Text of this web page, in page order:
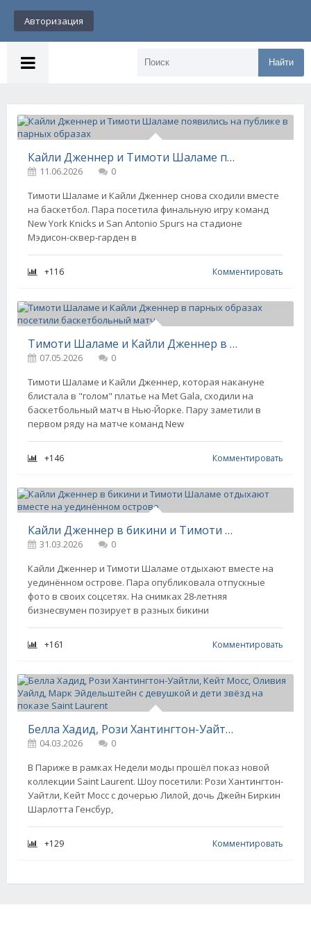
Авторизация
Найти
Кайли Дженнер и Тимоти Шаламе появились на публике в парных образах
11.06.2026
0
Тимоти Шаламе и Кайли Дженнер снова сходили вместе
на баскетбол. Пара посетила финальную игру команд
New York Knicks и San Antonio Spurs на стадионе
Мэдисон-сквер-гарден в
+116 Комментировать
Тимоти Шаламе и Кайли Дженнер в парных образах посетили баскетбольный матч
07.05.2026
0
Тимоти Шаламе и Кайли Дженнер, которая накануне
блистала в "голом" платье на Met Gala, сходили на
баскетбольный матч в Нью-Йорке. Пару заметили в
первом ряду на матче команд New
+146 Комментировать
Кайли Дженнер в бикини и Тимоти Шаламе отдыхают вместе на уединённом острове
31.03.2026
0
Кайли Дженнер и Тимоти Шаламе отдыхают вместе на
уединённом острове. Пара опубликовала отпускные
фото в своих соцсетях. На снимках 28-летняя
бизнесвумен позирует в разных бикини
+161 Комментировать
Белла Хадид, Рози Хантингтон-Уайтли, Кейт Мосс, Оливия Уайлд, Марк Эйдельштейн с девушкой и дети звёзд на показе Saint Laurent
04.03.2026
0
В Париже в рамках Недели моды прошёл показ новой
коллекции Saint Laurent. Шоу посетили: Рози Хантингтон-
Уайтли, Кейт Мосс с дочерью Лилой, дочь Джейн Биркин
Шарлотта Генсбур,
+129 Комментировать